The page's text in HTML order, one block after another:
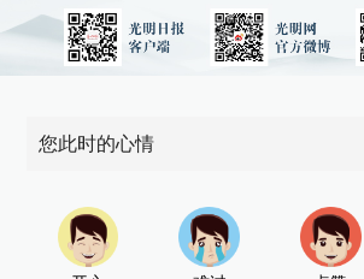
您此时的心情